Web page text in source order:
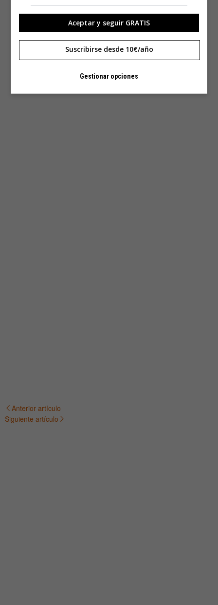
Navegación
Anterior artículo
Siguiente artículo
Aceptar y seguir GRATIS
Suscribirse desde 10€/año
Gestionar opciones